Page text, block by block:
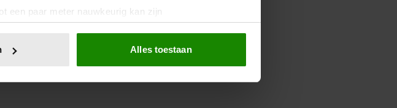
een paar meter nauwkeurig kan zijn
eigenschappen (fingerprinting)
om functies voor social media te bieden en om ons
van onze site met onze partners voor social
Alles toestaan